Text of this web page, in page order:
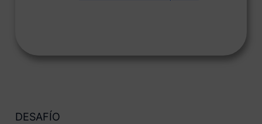
DESAFÍO